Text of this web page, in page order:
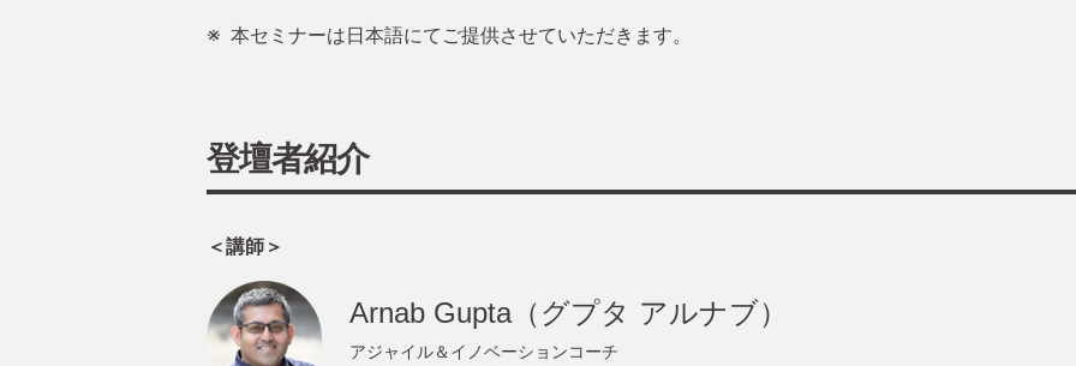
本セミナーは日本語にてご提供させていただきます。
登壇者紹介
＜講師＞
Arnab Gupta（グプタ アルナブ）
アジャイル＆イノベーションコーチ